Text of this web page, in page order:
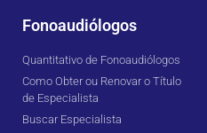
Fonoaudiólogos
Quantitativo de Fonoaudiólogos
Como Obter ou Renovar o Título
de Especialista
Buscar Especialista